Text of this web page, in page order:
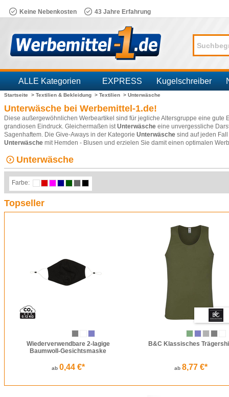
Keine Nebenkosten 43 Jahre Erfahrung
ALLE Kategorien EXPRESS Kugelschreiber
Branchen
Startseite > Textilien & Bekleidung > Textilien > Unterwäsche
Unterwäsche bei Werbemittel-1.de!
Diese außergewöhnlichen Werbeartikel sind für jegliche Altersgruppe eine
grandiosen Eindruck. Gleichermaßen istUnterwäsche eine unvergessliche
Sagenhaftem. Die Give-Aways in der Kategorie Unterwäsche sind auf jeden
Unterwäsche mit Hemden - Blusen und erzielen Sie damit einen optimalen
Unterwäsche
Farbe:
Topseller
Wiederverwendbare 2-lagige
Baumwoll-Gesichtsmaske
ab 0,44 €*
B&C Klassisches
ab 8,77 €*